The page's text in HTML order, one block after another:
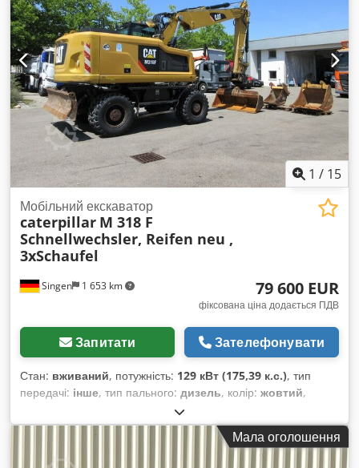
1 / 15
Singen 1 653 km
Мобільний екскаватор
caterpillar M 318 F
Schnellwechsler, Reifen neu ,
3xSchaufel
79 600 EUR
фіксована ціна додається ПДВ
Запитати Зателефонувати
Стан: вживаний, потужність: 129 кВт (175,39 к.с.), тип
передачі: інше, тип пального: дизель, колір: жовтий,
, клас викидів:
інше, Рік виготовлення:2019, мотогодини:7 162 h,
дизель , Обладнання:
кондиціонер, повний привід
Мала оголошення